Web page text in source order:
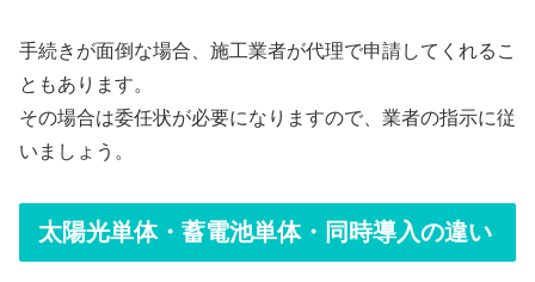
手続きが面倒な場合、施工業者が代理で申請してくれるこ
ともあります。
その場合は委任状が必要になりますので、業者の指示に従
いましょう。
太陽光単体・蓄電池単体・同時導入の違い